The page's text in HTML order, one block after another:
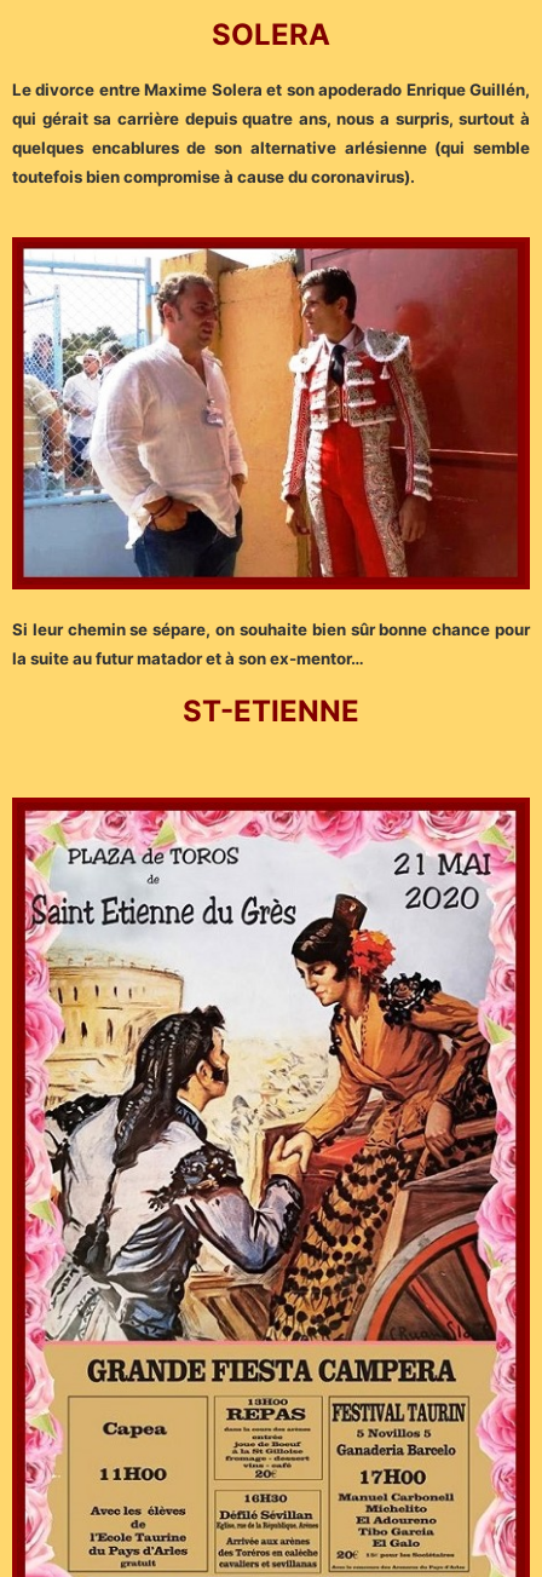
SOLERA
Le divorce entre Maxime Solera et son apoderado Enrique Guillén,
qui gérait sa carrière depuis quatre ans, nous a surpris, surtout à
quelques encablures de son alternative arlésienne (qui semble
toutefois bien compromise à cause du coronavirus).
Si leur chemin se sépare, on souhaite bien sûr bonne chance pour
la suite au futur matador et à son ex-mentor…
ST-ETIENNE